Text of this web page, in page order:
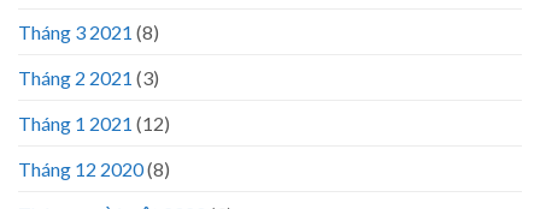
Tháng 3 2021 (8)
Tháng 2 2021 (3)
Tháng 1 2021 (12)
Tháng 12 2020(8)